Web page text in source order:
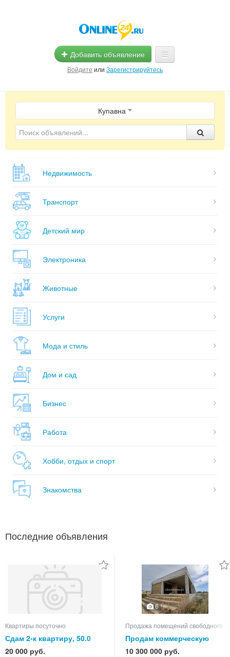
Добавить объявление
Войдите или Зарегистрируйтесь
Главная
Помощь
Купавна
Недвижимость
Транспорт
Детский мир
Электроника
Животные
Услуги
Мода и стиль
Дом и сад
Бизнес
Работа
Хобби, отдых и спорт
Знакомства
Последние объявления
Квартиры посуточно
Сдам 2-к квартиру, 50.0
кв.м, этаж 3 из 5
20 000 руб.
6
Продажа помещений свободного
Продам коммерческую
недвижимость
10 300 000 руб.